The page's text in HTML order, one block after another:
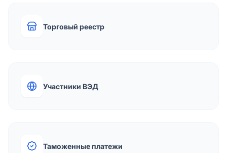
Торговый реестр
Участники ВЭД
Таможенные платежи